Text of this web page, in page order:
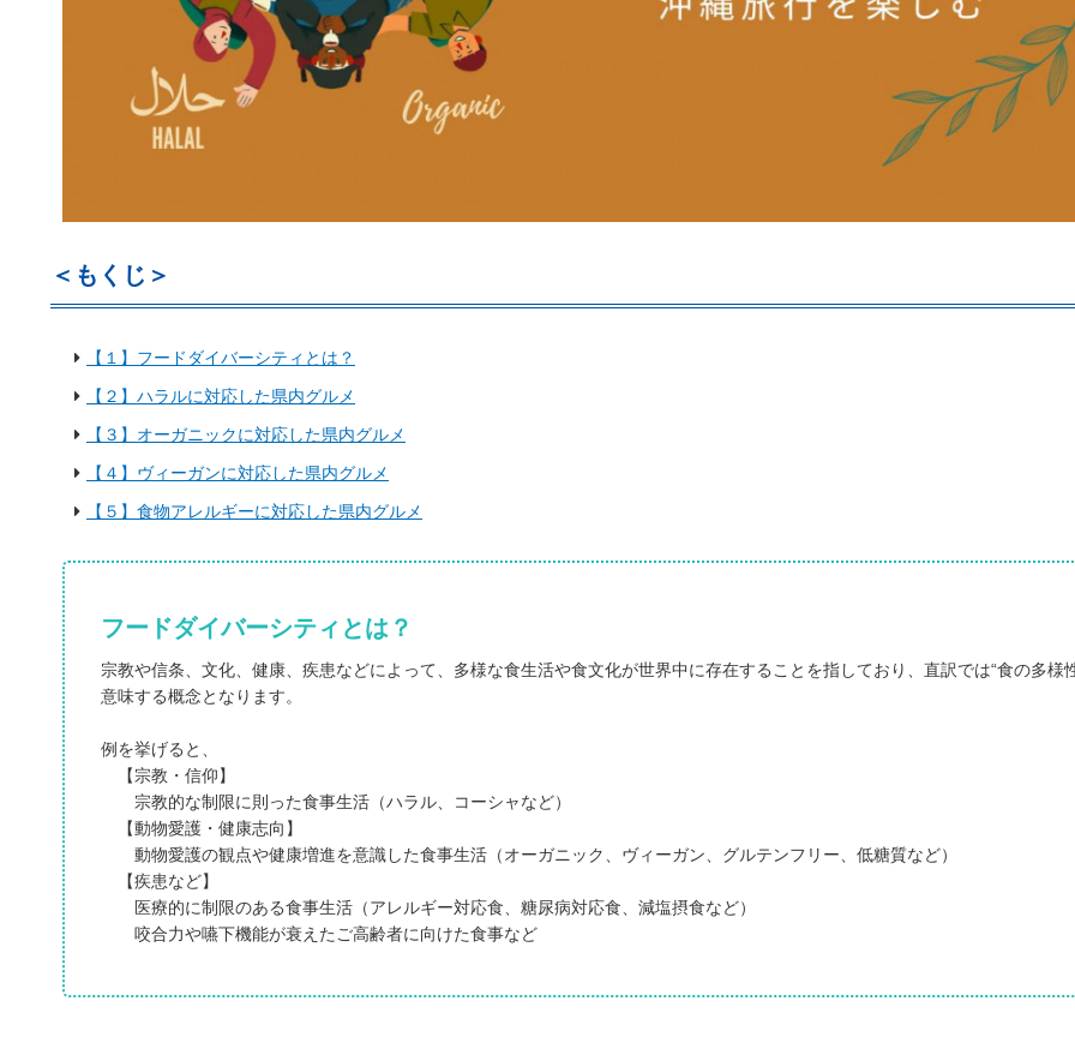
＜もくじ＞
【１】フードダイバーシティとは？
【２】ハラルに対応した県内グルメ
【３】オーガニックに対応した県内グルメ
【４】ヴィーガンに対応した県内グルメ
【５】食物アレルギーに対応した県内グルメ
フードダイバーシティとは？
宗教や信条、文化、健康、疾患などによって、多様な食生活や食文化が世界中に存在することを指しており、直訳では“食の多様
意味する概念となります。
例を挙げると、
【宗教・信仰】
宗教的な制限に則った食事生活（ハラル、コーシャなど）
【動物愛護・健康志向】
動物愛護の観点や健康増進を意識した食事生活（オーガニック、ヴィーガン、グルテンフリー、低糖質など）
【疾患など】
医療的に制限のある食事生活（アレルギー対応食、糖尿病対応食、減塩摂食など）
咬合力や嚥下機能が衰えたご高齢者に向けた食事など